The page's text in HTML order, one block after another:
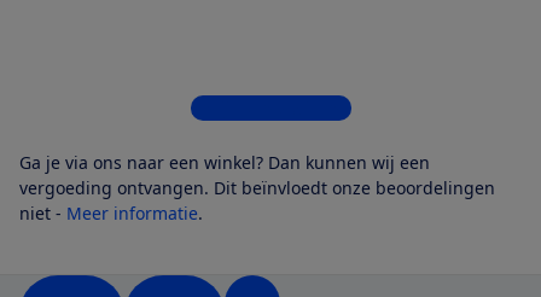
Bekijk alle 7 winkels
Ga je via ons naar een winkel? Dan kunnen wij een
vergoeding ontvangen. Dit beïnvloedt onze beoordelingen
niet - Meer informatie.